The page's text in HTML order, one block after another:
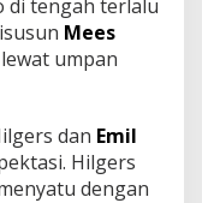
di tengah terlalu
Mees
umpan
dan Emil
Hilgers
dengan